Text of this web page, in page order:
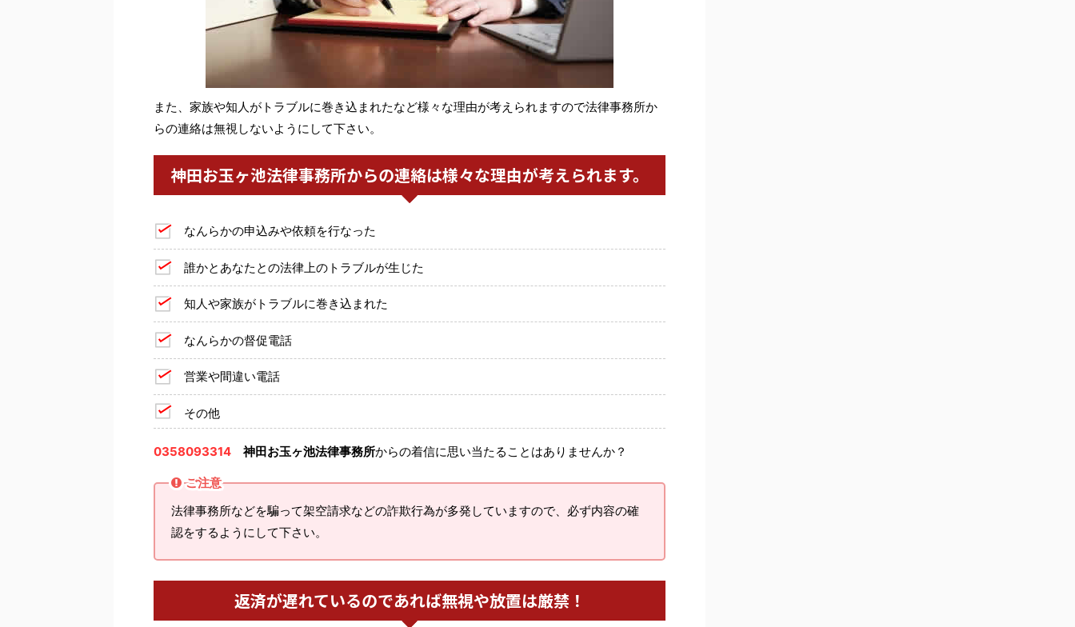
また、家族や知人がトラブルに巻き込まれたなど様々な理由が考えられますので法律事務所か
らの連絡は無視しないようにして下さい。
神田お玉ヶ池法律事務所からの連絡は様々な理由が考えられます。
なんらかの申込みや依頼を行なった
誰かとあなたとの法律上のトラブルが生じた
知人や家族がトラブルに巻き込まれた
なんらかの督促電話
営業や間違い電話
その他
0358093314 神田お玉ヶ池法律事務所からの着信に思い当たることはありませんか？
ご注意
法律事務所などを騙って架空請求などの詐欺行為が多発していますので、必ず内容の確
認をするようにして下さい。
返済が遅れているのであれば無視や放置は厳禁！